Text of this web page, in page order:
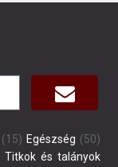
(15) Egészség (50)
Titkok és talányok